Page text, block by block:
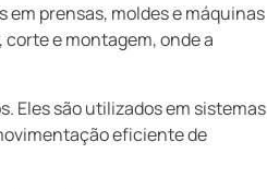
prensas, moldes e máquinas
e montagem, onde a
Eles são utilizados em sistemas
eficiente de